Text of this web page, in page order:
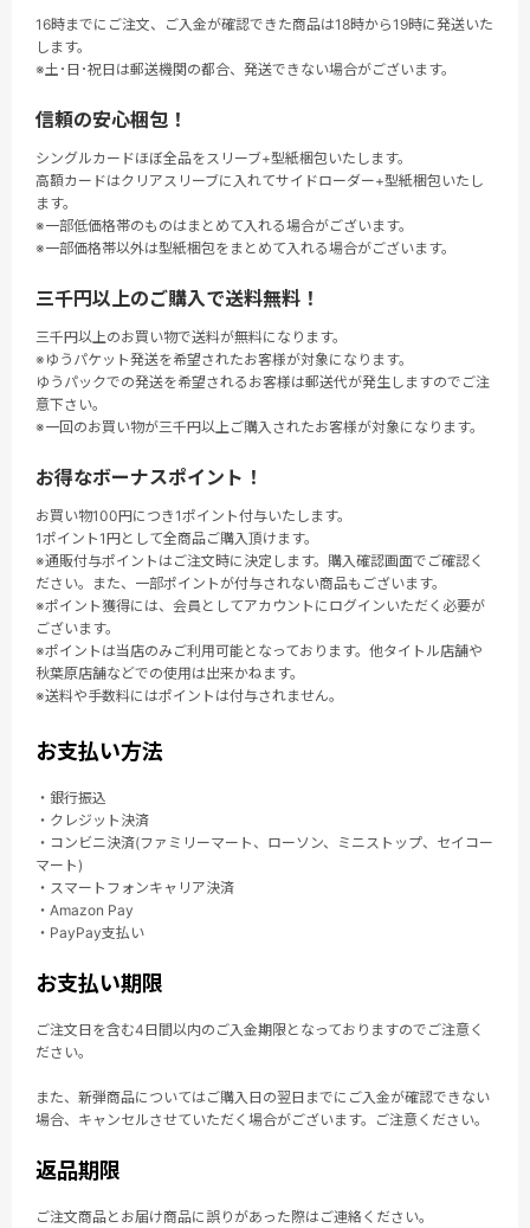
16時までにご注文、ご入金が確認できた商品は18時から19時に発送いた
します。
※土･日･祝日は郵送機関の都合、発送できない場合がございます。
信頼の安心梱包！
シングルカードほぼ全品をスリーブ+型紙梱包いたします。
高額カードはクリアスリーブに入れてサイドローダー+型紙梱包いたし
ます。
※一部低価格帯のものはまとめて入れる場合がございます。
※一部価格帯以外は型紙梱包をまとめて入れる場合がございます。
三千円以上のご購入で送料無料！
三千円以上のお買い物で送料が無料になります。
※ゆうパケット発送を希望されたお客様が対象になります。
ゆうパックでの発送を希望されるお客様は郵送代が発生しますのでご注
意下さい。
※一回のお買い物が三千円以上ご購入されたお客様が対象になります。
お得なボーナスポイント！
お買い物100円につき1ポイント付与いたします。
1ポイント1円として全商品ご購入頂けます。
※通販付与ポイントはご注文時に決定します。購入確認画面でご確認く
ださい。また、一部ポイントが付与されない商品もございます。
※ポイント獲得には、会員としてアカウントにログインいただく必要が
ございます。
※ポイントは当店のみご利用可能となっております。他タイトル店舗や
秋葉原店舗などでの使用は出来かねます。
※送料や手数料にはポイントは付与されません。
お支払い方法
・銀行振込
・クレジット決済
・コンビニ決済(ファミリーマート、ローソン、ミニストップ、セイコー
マート)
・スマートフォンキャリア決済
・Amazon Pay
・PayPay支払い
お支払い期限
ご注文日を含む4日間以内のご入金期限となっておりますのでご注意く
ださい。
また、新弾商品についてはご購入日の翌日までにご入金が確認できない
場合、キャンセルさせていただく場合がございます。ご注意ください。
返品期限
ご注文商品とお届け商品に誤りがあった際はご連絡ください。